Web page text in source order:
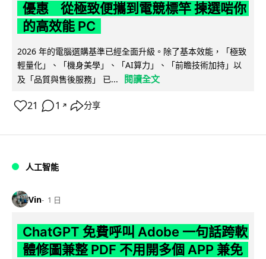
優惠 從極致便攜到電競標竿 揀選啱你
的高效能 PC
2026 年的電腦選購基準已經全面升級。除了基本效能，「極致
輕量化」、「機身美學」、「AI算力」、「前瞻技術加持」以
及「品質與售後服務」 已...
閱讀全文
21 1 ↗ 分享
人工智能
Vin 1 日
ChatGPT 免費呼叫 Adobe 一句話跨軟
體修圖兼整 PDF 不用開多個 APP 兼免